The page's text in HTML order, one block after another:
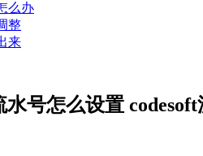
么办
整
来
水号怎么设置